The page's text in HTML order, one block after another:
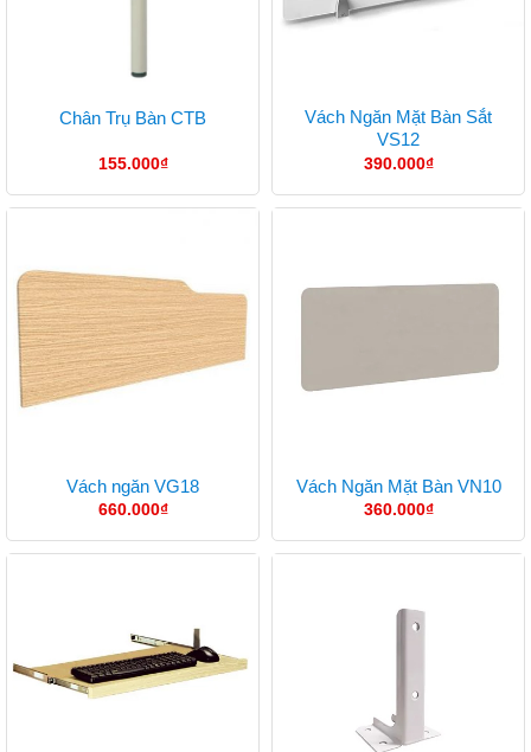
Chân Trụ Bàn CTB
155.000₫
Vách Ngăn Mặt Bàn Sắt
VS12
390.000₫
Vách ngăn VG18
660.000₫
Vách Ngăn Mặt Bàn VN10
360.000₫